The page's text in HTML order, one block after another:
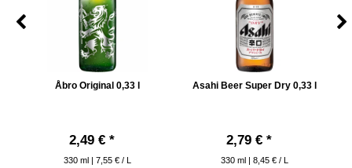
Åbro Original 0,33 l
2,49 € *
330 ml | 7,55 € / L
Asahi Beer Super Dry 0,33 l
2,79 € *
330 ml | 8,45 € / L